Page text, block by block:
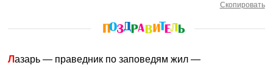
Скопировать
Лазарь — праведник по заповедям жил —